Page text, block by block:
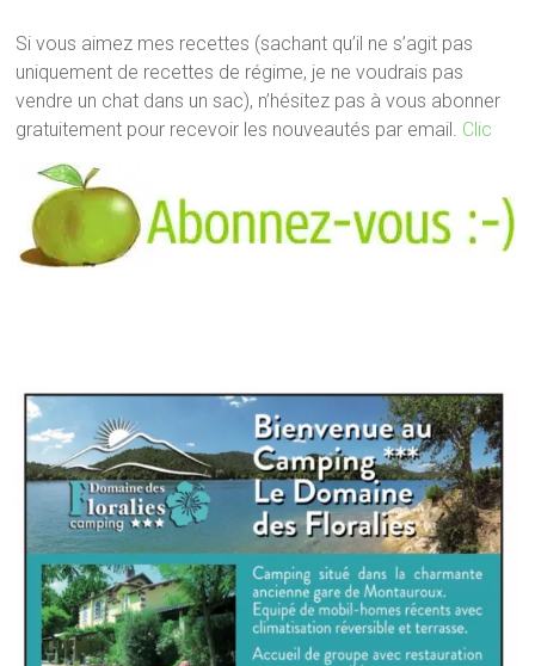
Si vous aimez mes recettes (sachant qu’il ne s’agit pas
uniquement de recettes de régime, je ne voudrais pas
vendre un chat dans un sac), n’hésitez pas à vous abonner
gratuitement pour recevoir les nouveautés par email. Clic